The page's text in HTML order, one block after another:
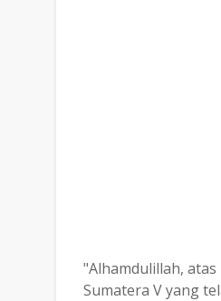
"Alhamdulillah,
Sumatera V yang